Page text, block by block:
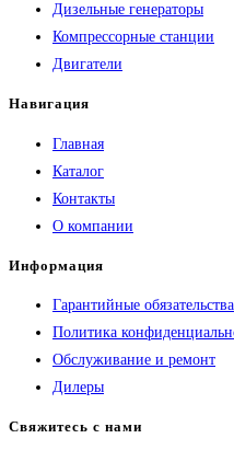
Дизельные генераторы
Компрессорные станции
Двигатели
Навигация
Главная
Каталог
Контакты
О компании
Информация
Гарантийные обязательства
Политика
Обслуживание и ремонт
Дилеры
Свяжитесь с нами